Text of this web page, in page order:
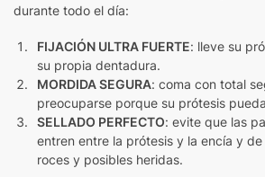
durante todo el día:
FIJACIÓN ULTRA FUERTE: lleve su
su propia dentadura.
MORDIDA SEGURA: coma con total
preocuparse porque su prótesis
SELLADO PERFECTO: evite que las
entren entre la prótesis y la encía y
roces y posibles heridas.